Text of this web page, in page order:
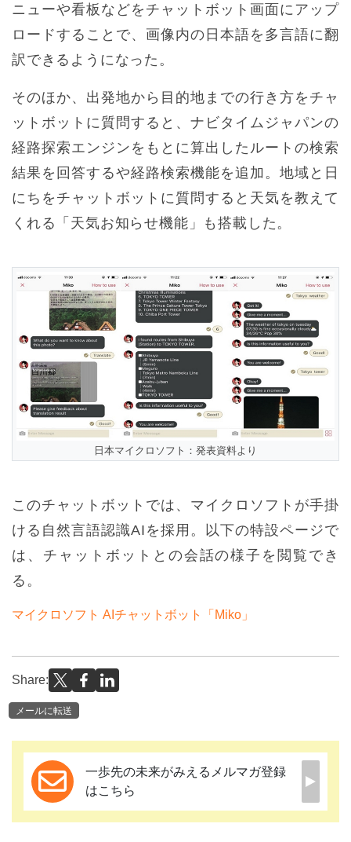
ニューや看板などをチャットボット画面にアップ
ロードすることで、画像内の日本語を多言語に翻
訳できるようになった。
そのほか、出発地から目的地までの行き方をチャ
ットボットに質問すると、ナビタイムジャパンの
経路探索エンジンをもとに算出したルートの検索
結果を回答するや経路検索機能を追加。地域と日
にちをチャットボットに質問すると天気を教えて
くれる「天気お知らせ機能」も搭載した。
日本マイクロソフト：発表資料より
このチャットボットでは、マイクロソフトが手掛
ける自然言語認識AIを採用。以下の特設ページで
は、チャットボットとの会話の様子を閲覧でき
る。
マイクロソフト AIチャットボット「Miko」
Share:
メールに転送
一歩先の未来がみえるメルマガ登録
はこちら